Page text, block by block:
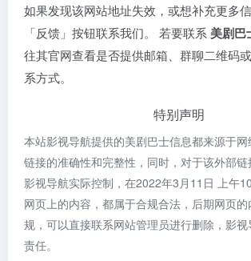
如果发现该网站地址失效，或想补充更多
「反馈」按钮联系我们。 若要联系 美剧巴
往其官网查看是否提供邮箱、群聊二维码
系方式。
特别声明
本站影视导航提供的美剧巴士信息都来源于
链接的准确性和完整性，同时，对于该外部
影视导航实际控制，在2022年3月11日 上午
网页上的内容，都属于合规合法，后期网页
规，可以直接联系网站管理员进行删除，影
责任。